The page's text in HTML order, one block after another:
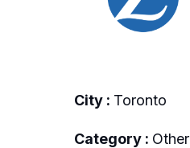
City : Toronto
Category : Other